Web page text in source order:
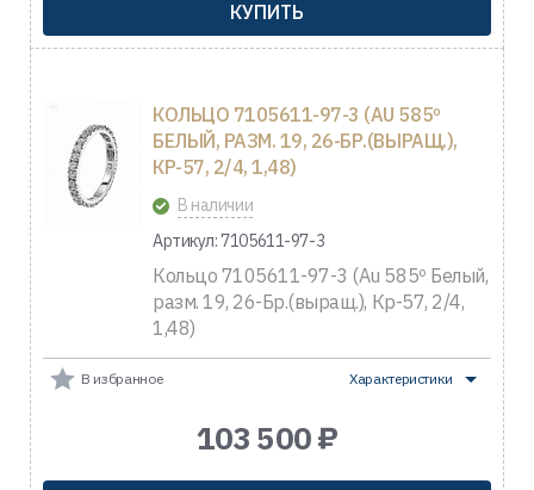
КУПИТЬ
КОЛЬЦО 7105611-97-3 (AU 585º
БЕЛЫЙ, РАЗМ. 19, 26-БР.(ВЫРАЩ.),
КР-57, 2/4, 1,48)
В наличии
Артикул: 7105611-97-3
Кольцо 7105611-97-3 (Au 585º Белый,
разм. 19, 26-Бр.(выращ.), Кр-57, 2/4,
1,48)
В избранное Характеристики
103 500 ₽